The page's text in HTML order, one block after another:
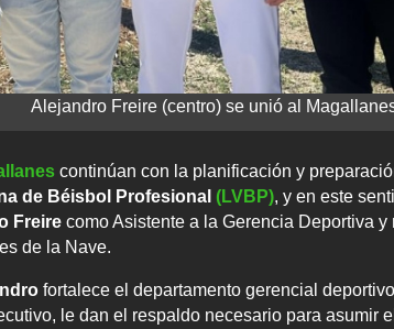
Alejandro Freire (centro) se unió al
continúan con la planificación y
de Béisbol Profesional (LVBP), y en este
Freire como Asistente a la Gerencia Deportiva
de la Nave.
fortalece el departamento gerencial
le dan el respaldo necesario para asumir